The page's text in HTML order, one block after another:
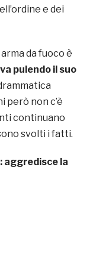
e dei
da fuoco è
pulendo il suo
però non c’è
continuano
svolti i fatti.
aggredisce la